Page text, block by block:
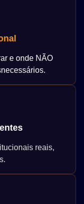
e onde NÃO
reais,